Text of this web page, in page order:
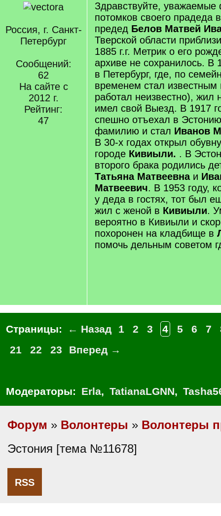
Россия, г. Санкт-
Петербург
Сообщений:
62
На сайте с
2012 г.
Рейтинг:
47
Здравствуйте,
потомков своего прадеда
предед Белов Матвей
Тверской области
1885 г.г. Метрик о его
архиве не сохранилось. В
в Петербург, где, по
временем стал
работал неизвестно), жил
имел свой Выезд. В 1917
спешно отъехал в
фамилию и стал Иванов
В 30-х годах открыл
городе Кивиыли. . В
второго брака родились
Татьяна Матвеевнаи
Матвеевич. В 1953 году,
у деда в гостях, тот был
жил с женой в Кивиыли.
вероятно в Кивиыли и
похоронен на кладбище в
помочь дельным советом
Страницы: ← Назад 1 2 3 4 5 6 7
21
22 23 Вперед →
Модераторы: Erla, TatianaLGNN,
Форум » Волонтеры » Волонтеры
Эстония [тема №11678]
RSS